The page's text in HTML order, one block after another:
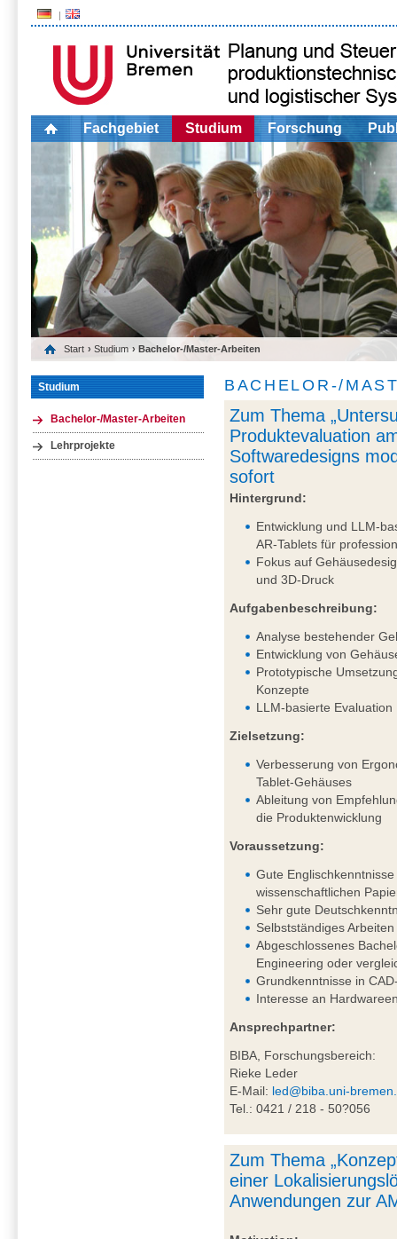
Fachgebiet Studium Forschung
Start ›Studium › Bachelor-/Master-Arbeiten
Studium
Bachelor-/Master-Arbeiten
Lehrprojekte
BACHELOR-/
Zum Thema
Produktevaluation
Softwaredesigns
sofort
Hintergrund:
Entwicklung und LLM-
AR-Tablets für
Fokus auf
und 3D-Druck
Aufgabenbeschreibung:
Analyse bestehender
Entwicklung von
Prototypische
Konzepte
LLM-basierte Evaluation
Zielsetzung:
Verbesserung von
Tablet-Gehäuses
Ableitung von
die Produktenwicklung
Voraussetzung:
Gute
wissenschaftlichen
Sehr gute
Selbstständiges
Abgeschlossenes
Engineering oder
Grundkenntnisse in
Interesse an
Ansprechpartner:
BIBA, Forschungsbereich:
Rieke Leder
E-Mail: led@biba.uni-
Tel.: 0421 / 218 - 50?056
Zum Thema
einer
Anwendungen zur